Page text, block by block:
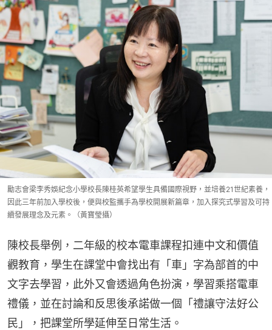
勵志會梁李秀娛紀念小學校長陳桂英希望學生具備國際視野，並培養21世紀素養，
因此三年前加入學校後，便與校監攜手為學校開展新篇章，加入探究式學習及可持
續發展理念及元素。（黃寶瑩攝）
陳校長舉例，二年級的校本電車課程扣連中文和價值
觀教育，學生在課堂中會找出有「車」字為部首的中
文字去學習，此外又會透過角色扮演，學習乘搭電車
禮儀，並在討論和反思後承諾做一個「禮讓守法好公
民」，把課堂所學延伸至日常生活。